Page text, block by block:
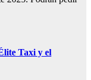
Taxi y el